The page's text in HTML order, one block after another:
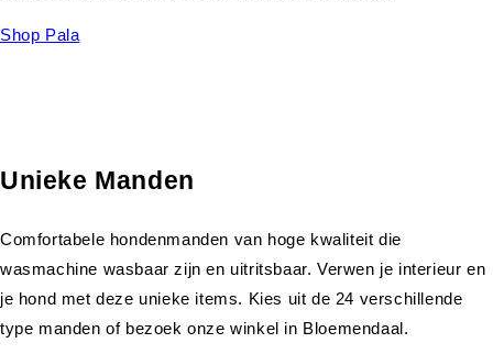
Shop Pala
Unieke Manden
Comfortabele hondenmanden van hoge kwaliteit die
wasmachine wasbaar zijn en uitritsbaar. Verwen je interieur en
je hond met deze unieke items. Kies uit de 24 verschillende
type manden of bezoek onze winkel in Bloemendaal.